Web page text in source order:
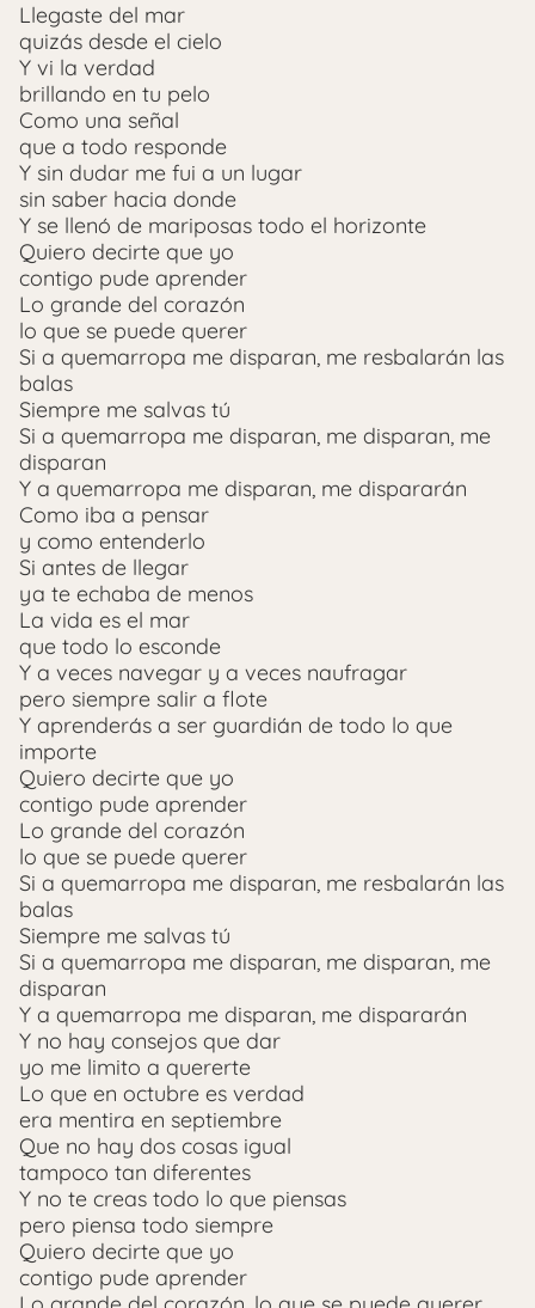
Llegaste del mar
quizás desde el cielo
Y vi la verdad
brillando en tu pelo
Como una señal
que a todo responde
Y sin dudar me fui a un lugar
sin saber hacia donde
Y se llenó de mariposas todo el horizonte
Quiero decirte que yo
contigo pude aprender
Lo grande del corazón
lo que se puede querer
Si a quemarropa me disparan, me resbalarán las
balas
Siempre me salvas tú
Si a quemarropa me disparan, me disparan, me
disparan
Y a quemarropa me disparan, me dispararán
Como iba a pensar
y como entenderlo
Si antes de llegar
ya te echaba de menos
La vida es el mar
que todo lo esconde
Y a veces navegar y a veces naufragar
pero siempre salir a flote
Y aprenderás a ser guardián de todo lo que
importe
Quiero decirte que yo
contigo pude aprender
Lo grande del corazón
lo que se puede querer
Si a quemarropa me disparan, me resbalarán las
balas
Siempre me salvas tú
Si a quemarropa me disparan, me disparan, me
disparan
Y a quemarropa me disparan, me dispararán
Y no hay consejos que dar
yo me limito a quererte
Lo que en octubre es verdad
era mentira en septiembre
Que no hay dos cosas igual
tampoco tan diferentes
Y no te creas todo lo que piensas
pero piensa todo siempre
Quiero decirte que yo
contigo pude aprender